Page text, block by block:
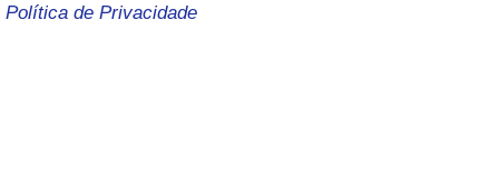
Política de Privacidade